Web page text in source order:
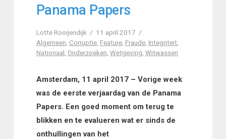
Panama Papers
Lotte Rooijendijk
11 april 2017
Algemeen Corruptie, Feature, Fraude, Integriteit,
Nationaal Onderzoeken Wetgeving Witwassen
Amsterdam, 11 april 2017 – Vorige week
was de eerste verjaardag van de Panama
Papers. Een goed moment om terug te
blikken en te evalueren wat er sinds de
onthullingen van het